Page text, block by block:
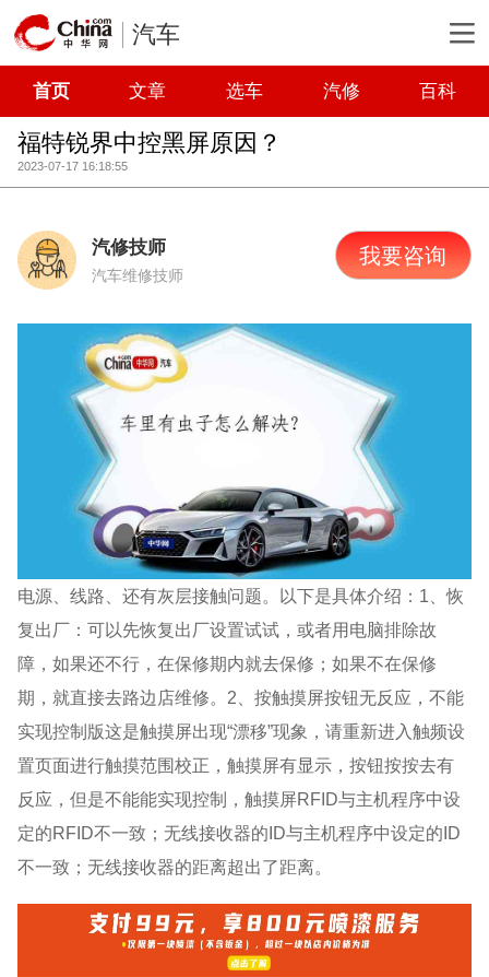
汽车
首页 文章 选车 汽修 百科
福特锐界中控黑屏原因？
2023-07-17 16:18:55
汽修技师
汽车维修技师
我要咨询
电源、线路、还有灰层接触问题。以下是具体介绍：1、恢
复出厂：可以先恢复出厂设置试试，或者用电脑排除故
障，如果还不行，在保修期内就去保修；如果不在保修
期，就直接去路边店维修。2、按触摸屏按钮无反应，不能
实现控制版这是触摸屏出现“漂移”现象，请重新进入触频设
置页面进行触摸范围校正，触摸屏有显示，按钮按按去有
反应，但是不能能实现控制，触摸屏RFID与主机程序中设
定的RFID不一致；无线接收器的ID与主机程序中设定的ID
不一致；无线接收器的距离超出了距离。